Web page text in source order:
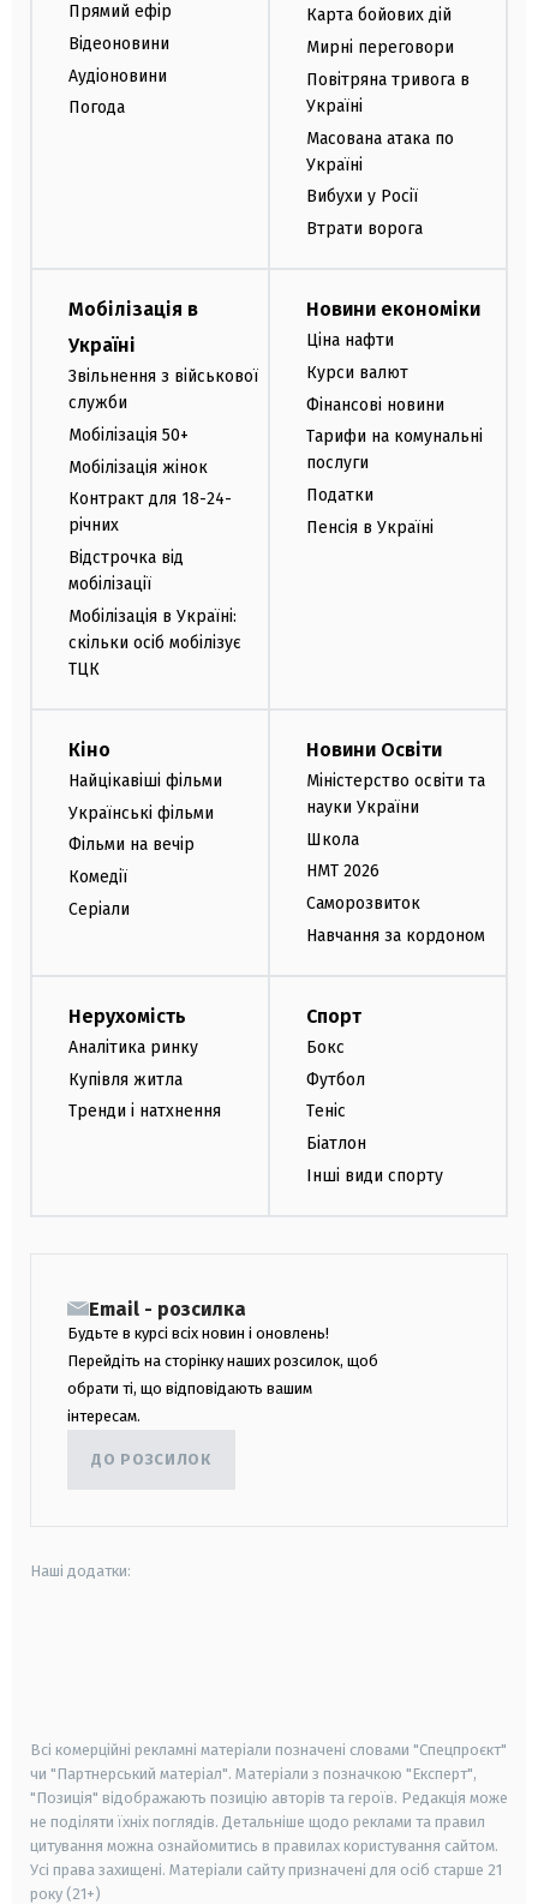
Прямий ефір
Відеоновини
Аудіоновини
Погода
Карта бойових дій
Мирні переговори
Повітряна тривога в
Україні
Масована атака по
Україні
Вибухи у Росії
Втрати ворога
Мобілізація в
Україні
Звільнення з військової
служби
Мобілізація 50+
Мобілізація жінок
Контракт для 18-24-
річних
Відстрочка від
мобілізації
Мобілізація в Україні:
скільки осіб мобілізує
ТЦК
Новини економіки
Ціна нафти
Курси валют
Фінансові новини
Тарифи на комунальні
послуги
Податки
Пенсія в Україні
Кіно
Найцікавіші фільми
Українські фільми
Фільми на вечір
Комедії
Серіали
Новини Освіти
Міністерство освіти та
науки України
Школа
НМТ 2026
Саморозвиток
Навчання за кордоном
Нерухомість
Аналітика ринку
Купівля житла
Тренди і натхнення
Спорт
Бокс
Футбол
Теніс
Біатлон
Інші види спорту
Email - розсилка
Будьте в курсі всіх новин і оновлень!
Перейдіть на сторінку наших розсилок, щоб
обрати ті, що відповідають вашим
інтересам.
ДО РОЗСИЛОК
Наші додатки:
Всі комерційні рекламні матеріали позначені словами "Спецпроєкт"
чи "Партнерський матеріал". Матеріали з позначкою "Експерт",
"Позиція" відображають позицію авторів та героїв. Редакція може
не поділяти їхніх поглядів. Детальніше щодо реклами та правил
цитування можна ознайомитись в правилах користування сайтом.
Усі права захищені. Матеріали сайту призначені для осіб старше 21
року (21+)